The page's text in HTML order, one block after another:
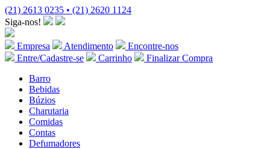
(21) 2613 0235 • (21) 2620 1124
Siga-nos!
Empresa Atendimento
Encontre-nos
Entre/Cadastre-se
Carrinho
Finalizar Compra
Barro
Bebidas
Búzios
Charutaria
Comidas
Contas
Defumadores